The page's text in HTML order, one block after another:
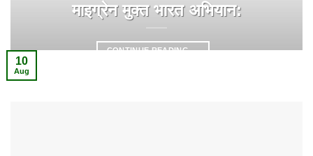
माइग्रेन मुक्त भारत अभियान:
CONTINUE READING→
10
Aug